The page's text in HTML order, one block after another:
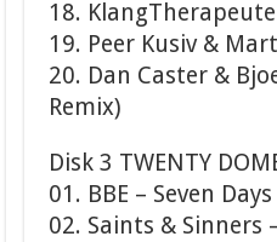
18.
19. Peer Kusiv &
20. Dan Caster &
Remix)
Disk 3 TWENTY
01. BBE – Seven
02. Saints & Sinners